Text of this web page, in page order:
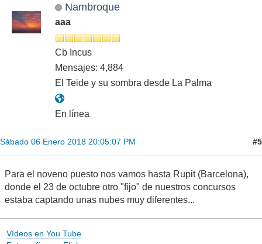
Nambroque
aaa
Cb Incus
Mensajes: 4,884
El Teide y su sombra desde La Palma
En línea
Sábado 06 Enero 2018 20:05:07 PM #5
Para el noveno puesto nos vamos hasta Rupit (Barcelona),
donde el 23 de octubre otro "fijo" de nuestros concursos
estaba captando unas nubes muy diferentes...
Vídeos en You Tube